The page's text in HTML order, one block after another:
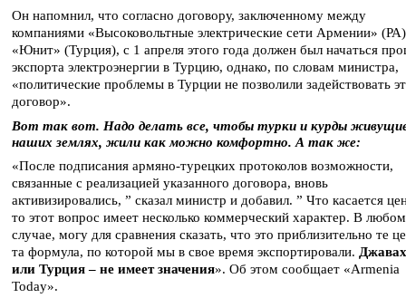
Он напомнил, что согласно договору, заключенному между
компаниями «Высоковольтные электрические сети Армении»
«Юнит» (Турция), с 1 апреля этого года должен был начаться
экспорта электроэнергии в Турцию, однако, по словам министра,
«политические проблемы в Турции не позволили задействовать
договор».
Вот так вот. Надо делать все, чтобы турки и курды
наших землях, жили как можно комфортно. А так же:
«После подписания армяно-турецких протоколов возможности,
связанные с реализацией указанного договора, вновь
активизировались, ” сказал министр и добавил. ” Что касается
то этот вопрос имеет несколько коммерческий характер. В любом
случае, могу для сравнения сказать, что это приблизительно те
та формула, по которой мы в свое время экспортировали.
или Турция – не имеет значения». Об этом сообщает «Armenia
Today».